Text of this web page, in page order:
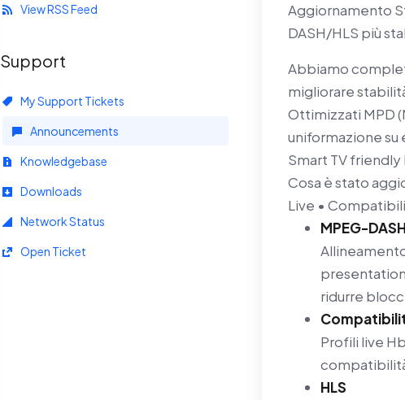
View RSS Feed
Support
My Support Tickets
Announcements
Knowledgebase
Downloads
Network Status
Open Ticket
Aggiornamento
DASH/HLS più
Abbiamo
migliorare
Ottimizzati MPD
uniformazione su
Smart TV friendly
Cosa è stato
Live •
MPEG-
ridurre
Profili live
compatibilità
HLS